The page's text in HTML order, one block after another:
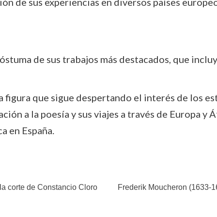
de sus trabajos más destacados, que
figura que sigue despertando el interés de los
a la poesía y sus viajes a través de Europa
en España.
corte de Constancio Cloro Frederik Moucheron (1633-